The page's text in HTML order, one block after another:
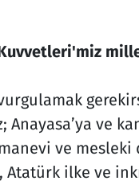
Anayasa’ya ve
ve mesleki
Atatürk ilke ve